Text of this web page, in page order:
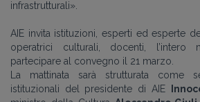
infrastrutturali».
AIE invita istituzioni, esperti ed esperte
operatrici culturali, docenti,
partecipare al convegno il 21 marzo.
La mattinata sarà strutturata come
istituzionali del presidente di AIE